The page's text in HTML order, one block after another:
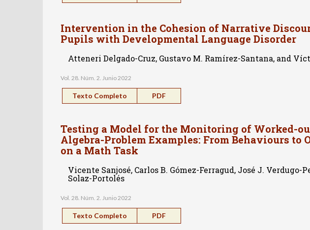
Intervention in the Cohesion of Narrative
Pupils with Developmental Language Disorder
Atteneri Delgado-Cruz, Gustavo M. Ramírez-Santana, and
Vol. 28. Núm. 2. Junio 2022
Texto Completo PDF
Testing a Model for the Monitoring of Worked-
Algebra-Problem Examples: From Behaviours to
on a Math Task
Vicente Sanjosé, Carlos B. Gómez-Ferragud, José J. Verdugo-
Solaz-Portolés
Vol. 28. Núm. 2. Junio 2022
Texto Completo PDF